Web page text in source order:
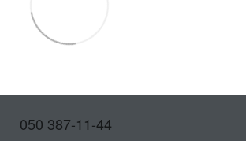
050 387-11-44